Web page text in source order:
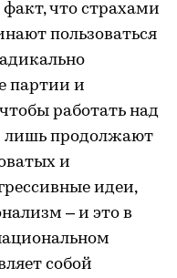
что страхами
пользоваться
партии и
работать над
лишь продолжают
и
идеи,
– и это в
собой